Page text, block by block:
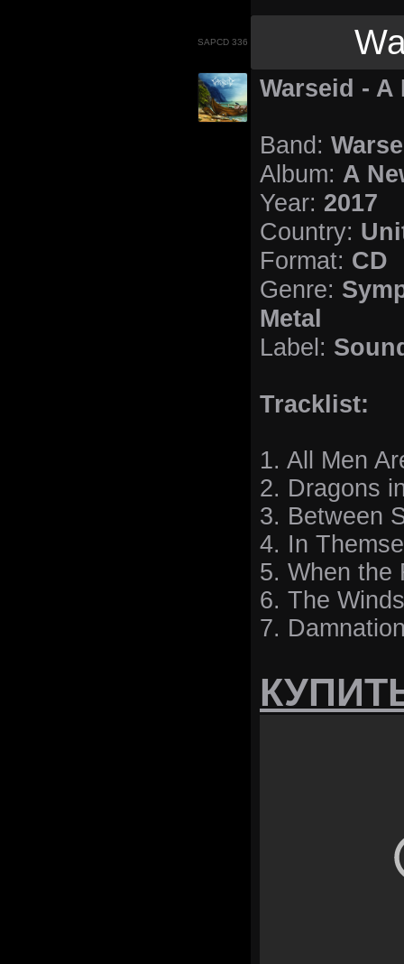
SAPCD 336
Warseid - A
Band:
Album: A
Year: 2017
Country:
Format: CD
Genre:
Metal
Label:
Tracklist:
1. All Men
2. Dragons
3. Between
4. In
5. When the
6. The
7.